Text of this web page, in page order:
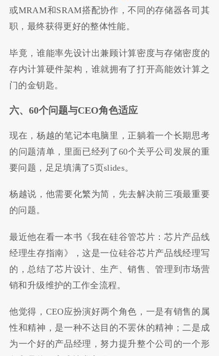
或MRAM和SRAM搭配协作，不同的存储器各司其
职，最终获得更好的整体性能。
毕竟，谁能率先设计出兼顾计算密度与存储密度的
存内计算硬件架构，谁就拥有了打开高能效计算之
门的金钥匙。
六、60个问题与CEO角色适应
现在，杨越的笔记本电脑里，正躺着一个长期思考
的问题清单，里面已经列了60个关乎公司发展的重
要问题，足足填满了5页slides。
杨越说，他需要化繁为简，先去解决前三项最重要
的问题。
最近他在看一本书《我在硅谷管芯片：芯片产品线
经理生存指南》，这是一位硅谷芯片产品线经理写
的，总结了芯片设计、生产、销售、管理到市场营
销和升级维护的工作全流程。
他觉得，CEO应扮演好两个角色，一是有销售的属
性和精神，是一种不达目的不罢休的精神；二是成
为一个好的产品经理，努力提升整个公司的一个形